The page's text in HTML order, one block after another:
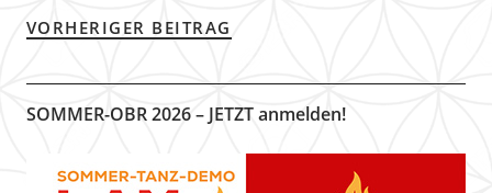
VORHERIGER BEITRAG
SOMMER-OBR 2026 – JETZT anmelden!